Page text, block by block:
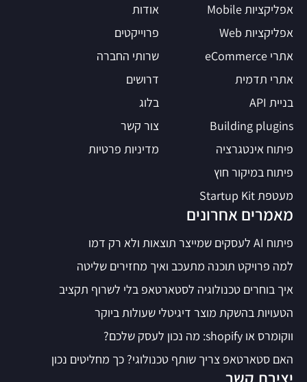
אודות
פרוייקטים
שרותי החברה
דרושים
בלוג
צור קשר
מדיניות פרטיות
מאמרים אחרונים
פיתוח AI לעסקים שמייצר תוצאות ולא רק דמו
למה פרויקט תוכנה מתעכב ואיך מחזירים שליטה
איך בוחרים טכנולוגיה לסטארטאפ בלי לשרוף תקציב
הטעויות בהשקת מוצר דיגיטלי שעולות ביוקר
ווקומרס או shopify: מה נכון לעסק שלכם?
האם סטארטאפ צריך שותף טכנולוגי? כך מחליטים נכון
אפליקציות Mobile
אפליקציות Web
אתרי eCommerce
אתרי תדמית
בניית API
Building plugins
פיתוח אינטגרציה
פיתוח במיקור חוץ
מעטפת Startup Kit